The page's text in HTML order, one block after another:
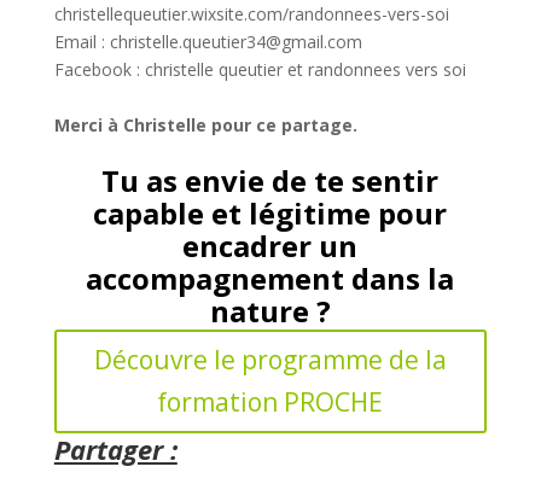
christellequeutier.wixsite.com/randonnees-vers-soi
Email : christelle.queutier34@gmail.com
Facebook : christelle queutier et randonnees vers soi
Merci à Christelle pour ce partage.
Tu as envie de te sentir
capable et légitime pour
encadrer un
accompagnement dans la
nature ?
Découvre le programme de la
formation PROCHE
Partager :